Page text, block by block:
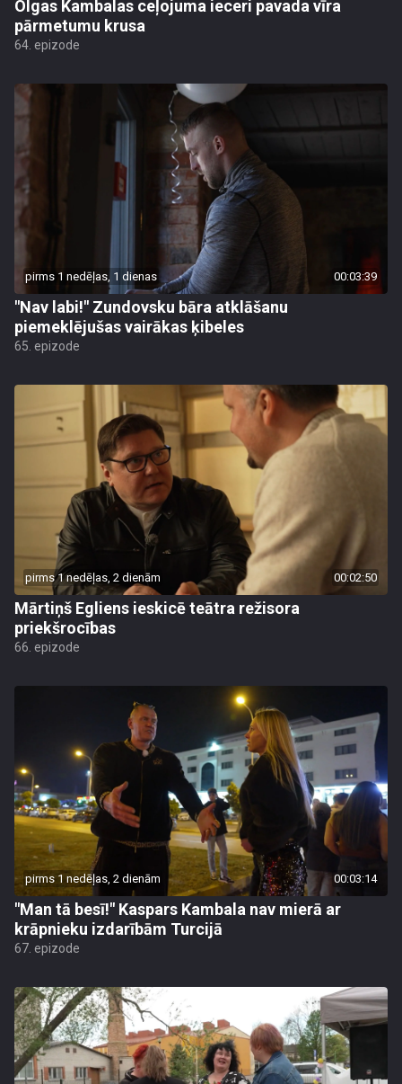
Olgas Kambalas ceļojuma ieceri pavada vīra
pārmetumu krusa
64. epizode
pirms 1 nedēļas, 1 dienas 00:03:39
"Nav labi!" Zundovsku bāra atklāšanu
piemeklējušas vairākas ķibeles
65. epizode
pirms 1 nedēļas, 2 dienām 00:02:50
Mārtiņš Egliens ieskicē teātra režisora
priekšrocības
66. epizode
pirms 1 nedēļas, 2 dienām 00:03:14
"Man tā besī!" Kaspars Kambala nav mierā ar
krāpnieku izdarībām Turcijā
67. epizode